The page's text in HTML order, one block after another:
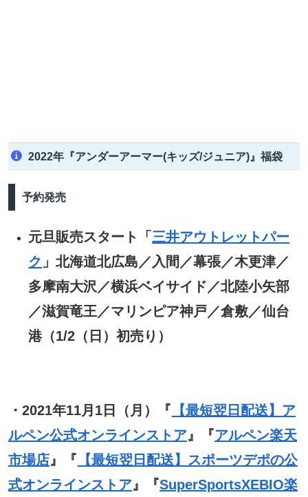
2022年『アンダーアーマー(キッズ/ジュニア)』福袋
予約発売
元旦販売スタート「三井アウトレットパー
ク 」北海道北広島／入間／幕張／木更津／
多摩南大沢／横浜ベイサイド／北陸小矢部
／滋賀竜王／マリンピア神戸／倉敷／仙台
港（1/2（日）初売り）
・2021年11月1日（月）『 【最短翌日配送】ア
ルペン公式オンラインストア』『アルペン楽天
市場店』『 【最短翌日配送】スポーツデポの公
式オンラインストア』『SuperSportsXEBIO楽